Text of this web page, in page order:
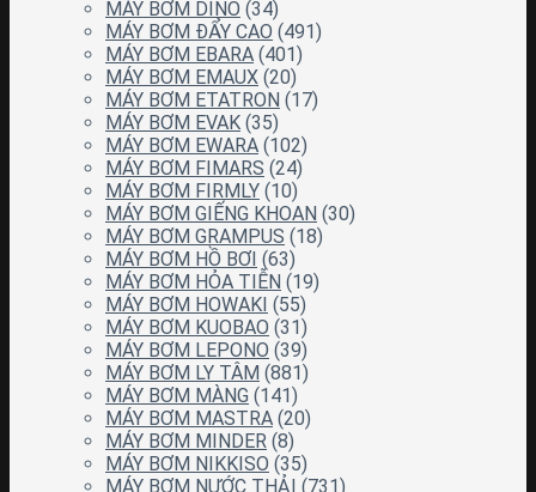
MÁY BƠM DINO (34)
MÁY BƠM ĐẨY CAO (491)
MÁY BƠM EBARA (401)
MÁY BƠM EMAUX (20)
MÁY BƠM ETATRON (17)
MÁY BƠM EVAK (35)
MÁY BƠM EWARA (102)
MÁY BƠM FIMARS (24)
MÁY BƠM FIRMLY (10)
MÁY BƠM GIẾNG KHOAN (30)
MÁY BƠM GRAMPUS (18)
MÁY BƠM HỒ BƠI (63)
MÁY BƠM HỎA TIỄN (19)
MÁY BƠM HOWAKI (55)
MÁY BƠM KUOBAO (31)
MÁY BƠM LEPONO (39)
MÁY BƠM LY TÂM (881)
MÁY BƠM MÀNG (141)
MÁY BƠM MASTRA (20)
MÁY BƠM MINDER (8)
MÁY BƠM NIKKISO (35)
MÁY BƠM NƯỚC THẢI (731)